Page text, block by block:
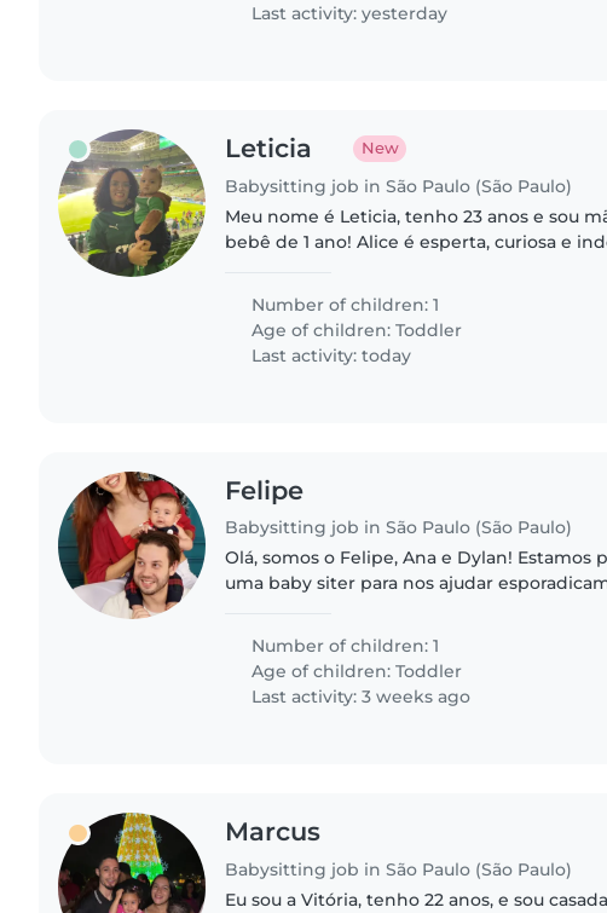
Last activity: yesterday
Leticia New
Babysitting job in São Paulo (São Paulo)
Meu nome é Leticia, tenho 23 anos e sou
bebê de 1 ano! Alice é esperta, curiosa e
Number of children: 1
Age of children:Toddler
Last activity: today
Felipe
Babysitting job in São Paulo (São Paulo)
Olá, somos o Felipe, Ana e Dylan! Estamos
uma baby siter para nos ajudar
e estamos perdidos..
Number of children: 1
Age of children:Toddler
Last activity: 3 weeks ago
Marcus
Babysitting job in São Paulo (São Paulo)
Eu sou a Vitória, tenho 22 anos, e sou